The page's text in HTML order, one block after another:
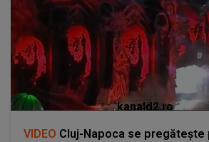
kanald2.ro
VIDEO Cluj-Napoca se pregătește